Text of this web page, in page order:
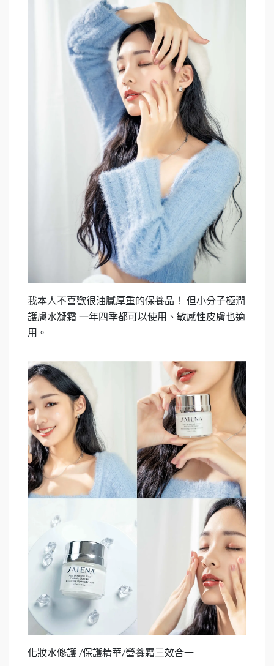
我本人不喜歡很油膩厚重的保養品！ 但小分子極潤
護膚水凝霜 一年四季都可以使用、敏感性皮膚也適
用。
化妝水修護 /保護精華/營養霜三效合一